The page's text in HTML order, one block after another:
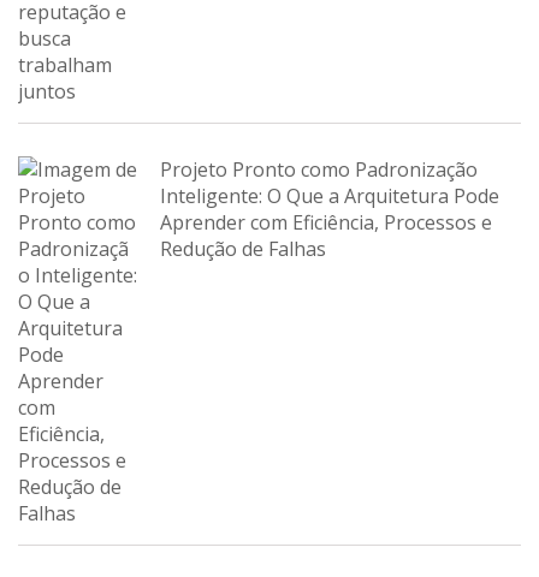
Projeto Pronto como Padronização
Inteligente: O Que a Arquitetura Pode
Aprender com Eficiência, Processos e
Redução de Falhas